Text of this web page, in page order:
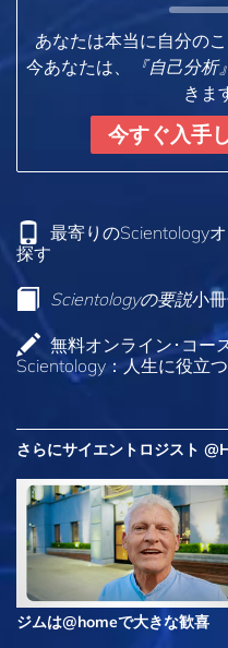
あなたは本当に自分の
今あなたは、
『自己分析』
きま
今すぐ入手
最寄りのScientology
探す
Scientologyの要説小
無料オンライン･コー
Scientology：人生に役立
さらにサイエントロジスト
ジムは@homeで大きな歓喜